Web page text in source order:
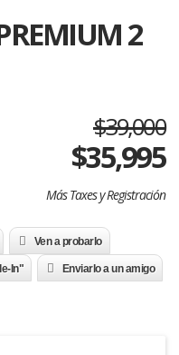
2
$39,000
$35,995
Más Taxes y Registración
Ven a probarlo
In" Enviarlo a un amigo